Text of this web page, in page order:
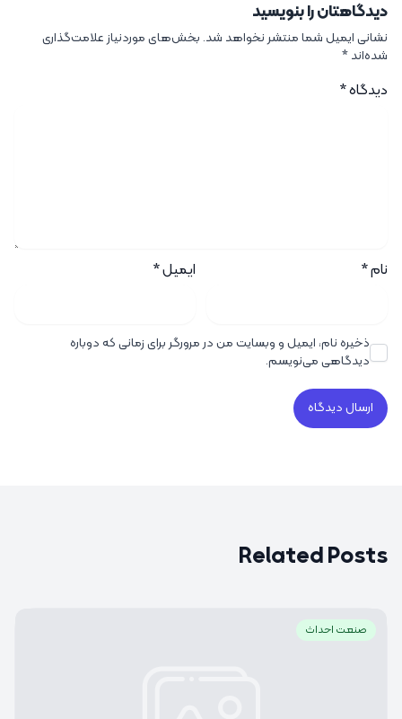
دیدگاهتان را بنویسید
نشانی ایمیل شما منتشر نخواهد شد. بخش‌های موردنیاز علامت‌گذاری
شده‌اند*
دیدگاه*
نام* ایمیل*
ذخیره نام، ایمیل و وبسایت من در مرورگر برای زمانی که دوباره
دیدگاهی می‌نویسم.
Related Posts
صنعت احداث